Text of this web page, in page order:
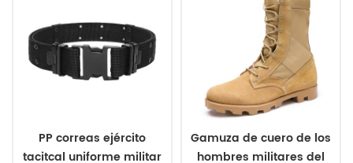
PP correas ejército
tacitcal uniforme militar
Gamuza de cuero de los
hombres militares del